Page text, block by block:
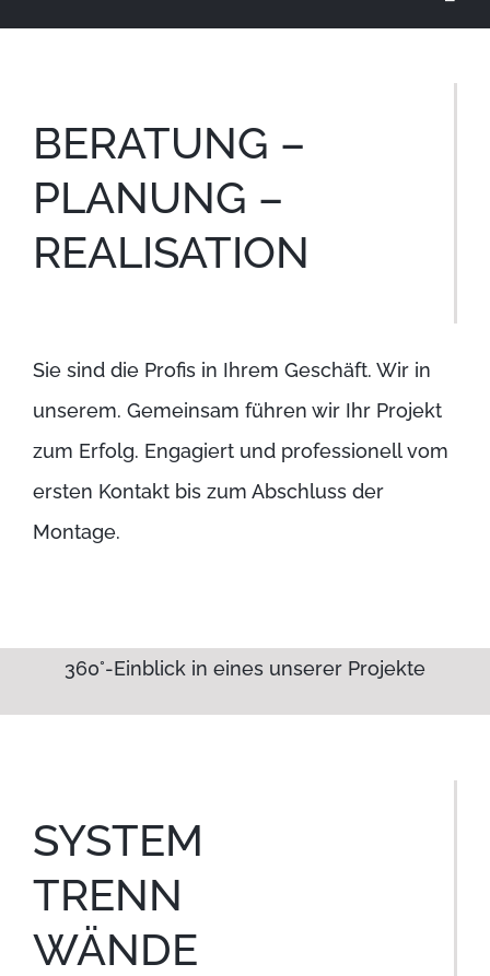
BERATUNG –
PLANUNG –
REALISATION
Sie sind die Profis in Ihrem Geschäft. Wir in
unserem. Gemeinsam führen wir Ihr Projekt
zum Erfolg. Engagiert und professionell vom
ersten Kontakt bis zum Abschluss der
Montage.
360°-Einblick in eines unserer Projekte
SYSTEM
TRENN
WÄNDE